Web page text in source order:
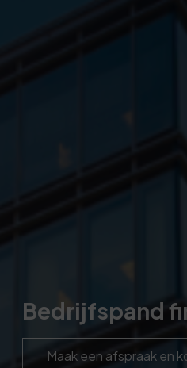
Bedrijfspand
Maak een afspraak en